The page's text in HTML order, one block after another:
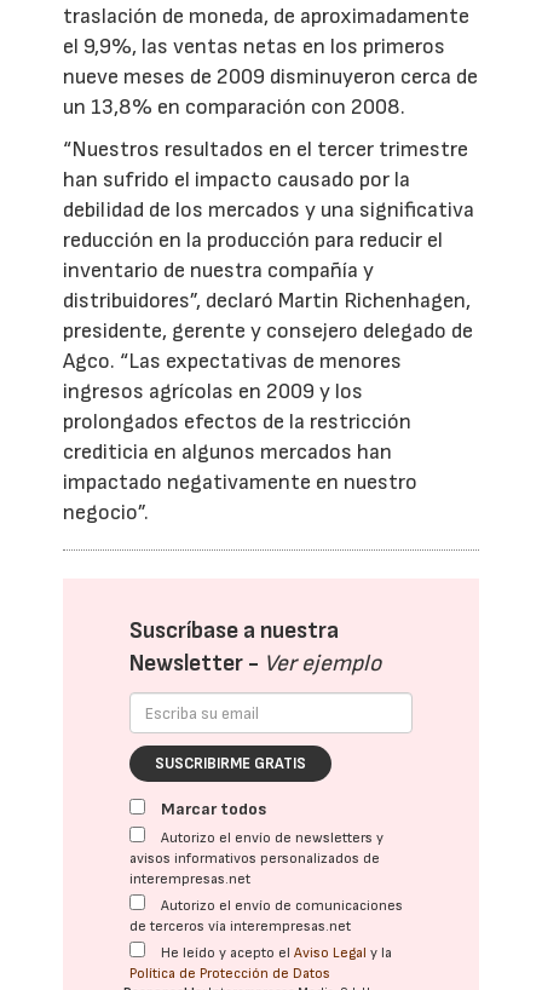
traslación de moneda, de aproximadamente
el 9,9%, las ventas netas en los primeros
nueve meses de 2009 disminuyeron cerca de
un 13,8% en comparación con 2008.
“Nuestros resultados en el tercer trimestre
han sufrido el impacto causado por la
debilidad de los mercados y una significativa
reducción en la producción para reducir el
inventario de nuestra compañía y
distribuidores”, declaró Martin Richenhagen,
presidente, gerente y consejero delegado de
Agco. “Las expectativas de menores
ingresos agrícolas en 2009 y los
prolongados efectos de la restricción
crediticia en algunos mercados han
impactado negativamente en nuestro
negocio”.
Suscríbase a nuestra
Newsletter - Ver ejemplo
SUSCRIBIRME GRATIS
Marcar todos
Autorizo el envío de newsletters y
avisos informativos personalizados de
interempresas.net
Autorizo el envío de comunicaciones
de terceros vía interempresas.net
He leído y acepto elAviso Legal y la
Política de Protección de Datos